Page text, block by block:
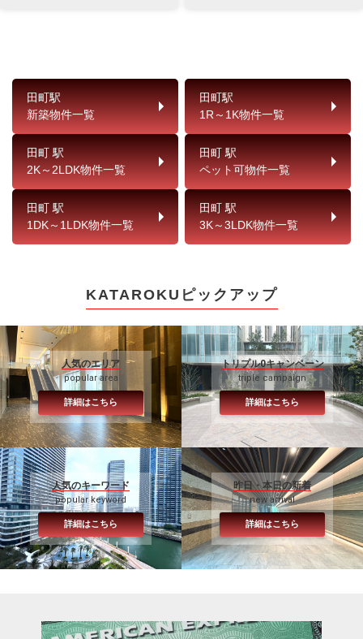
田町駅
新築物件一覧
田町駅
1R～1K物件一覧
田町 駅
2K～2LDK物件一覧
田町 駅
ペット可物件一覧
田町 駅
1DK～1LDK物件一覧
田町 駅
3K～3LDK物件一覧
KATAROKUピックアップ
人気のエリア
popular area
詳細はこちら
トリプル0キャンペーン
triple campaign
詳細はこちら
人気のキーワード
popular keyword
詳細はこちら
昨日・本日の新着
new arrival
詳細はこちら